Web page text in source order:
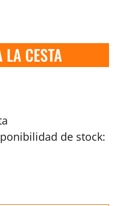
LA CESTA
de stock: